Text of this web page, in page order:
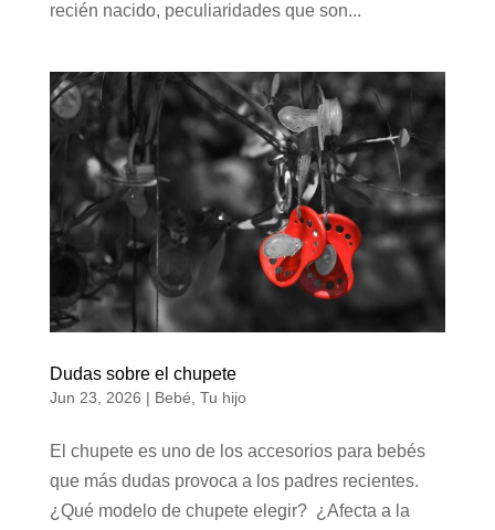
recién nacido, peculiaridades que son...
Dudas sobre el chupete
Jun 23, 2026 | Bebé, Tu hijo
El chupete es uno de los accesorios para bebés
que más dudas provoca a los padres recientes.
¿Qué modelo de chupete elegir? ¿Afecta a la